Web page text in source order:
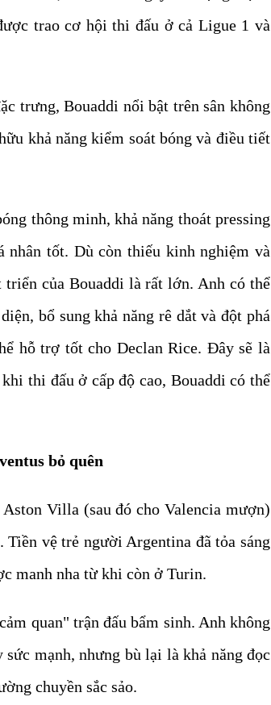
trao cơ hội thi đấu ở cả Ligue 1 và
trưng, Bouaddi nổi bật trên sân không
khả năng kiểm soát bóng và điều tiết
thông minh, khả năng thoát pressing
nhân tốt. Dù còn thiếu kinh nghiệm và
của Bouaddi là rất lớn. Anh có thể
bổ sung khả năng rê dắt và đột phá
hỗ trợ tốt cho Declan Rice. Đây sẽ là
thi đấu ở cấp độ cao, Bouaddi có thể
bỏ quên
Villa (sau đó cho Valencia mượn)
vệ trẻ người Argentina đã tỏa sáng
manh nha từ khi còn ở Turin.
quan" trận đấu bẩm sinh. Anh không
mạnh, nhưng bù lại là khả năng đọc
chuyền sắc sảo.